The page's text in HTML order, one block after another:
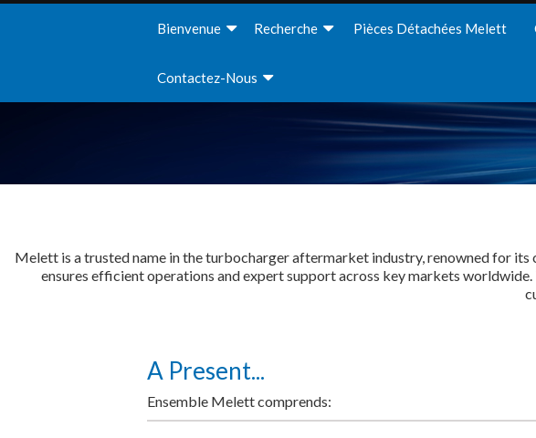
Bienvenue Recherche Pièces Détachées Melett
Contactez-Nous
Melett is a trusted name in the turbocharger aftermarket industry, renowned for
ensures efficient operations and expert support across key markets
A Present...
Ensemble Melett comprends: